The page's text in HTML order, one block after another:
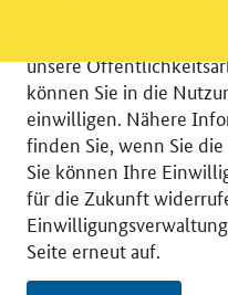
© 2026
RSS
Benutzerhinweise
Impressum
Einwilligungsverwaltung
unsere
können Sie in die
einwilligen. Nähere
finden Sie, wenn Sie
Sie können Ihre
für die Zukunft
Seite erneut auf.